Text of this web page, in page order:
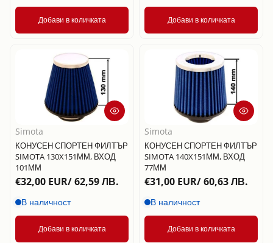
Добави в количката Добави в количката
Simota
КОНУСЕН СПОРТЕН ФИЛТЪР
SIMOTA 130X151ММ, ВХОД
101ММ
€32,00 EUR/ 62,59 ЛВ.
В наличност
Добави в количката
Simota
КОНУСЕН СПОРТЕН ФИЛТЪР
SIMOTA 140X151ММ, ВХОД
77ММ
€31,00 EUR/ 60,63 ЛВ.
В наличност
Добави в количката